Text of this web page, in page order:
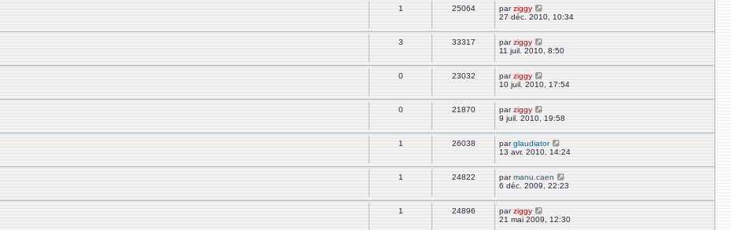
1 25064 parziggy
27 déc. 2010, 10:34
3 33317 parziggy
11 juil. 2010, 8:50
0 23032 parziggy
10 juil. 2010, 17:54
0 21870 parziggy
9 juil. 2010, 19:58
1 26038 parglaudiator
13 avr. 2010, 14:24
1 24822 parmanu.caen
6 déc. 2009, 22:23
1 24896 parziggy
21 mai 2009, 12:30